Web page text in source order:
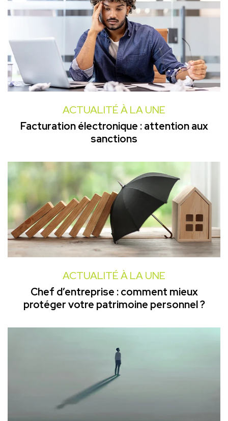
ACTUALITÉ À LA UNE
Facturation électronique : attention aux
sanctions
ACTUALITÉ À LA UNE
Chef d’entreprise : comment mieux
protéger votre patrimoine personnel ?